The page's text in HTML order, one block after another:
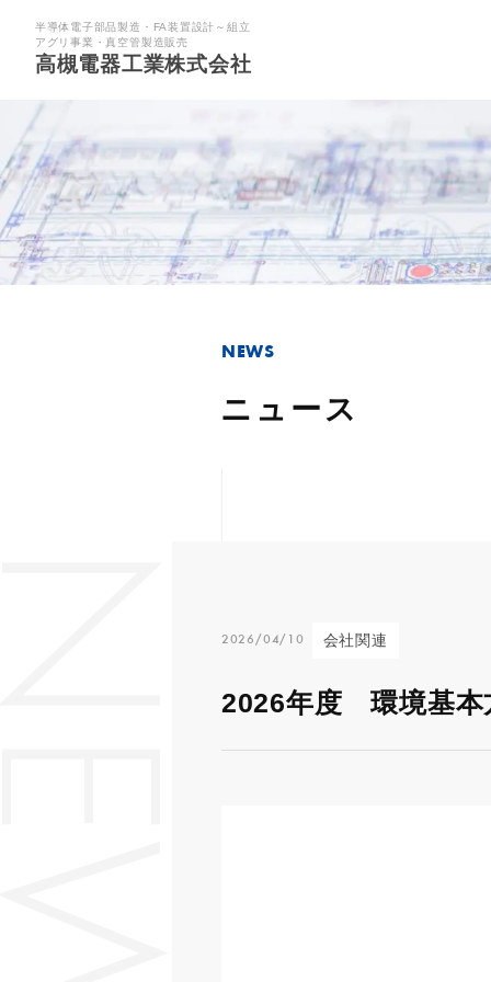
半導体電子部品製造・FA装置設計～組立
アグリ事業・真空管製造販売
高槻電器工業株式会社
NEWS
ニュース
2026 /04/ 1 0 会社関連
2026年度 環境基本